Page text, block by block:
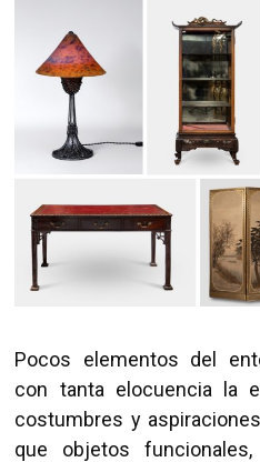
Pocos elementos del
con tanta elocuencia la
costumbres y
que objetos